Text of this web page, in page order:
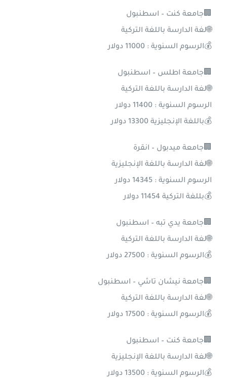
🏢جامعة كنت – اسطنبول
🌐لغة الدارسة باللغة التركية
💰الرسوم السنوية : 11000 دولار
🏢جامعة اطلس – اسطنبول
🌐لغة الدارسة باللغة التركية
الرسوم السنوية : 11400 دولار
💰باللغة الإنجليزية 13300 دولار
🏢جامعة ميدبول – انقرة
🌐لغة الدارسة باللغة الإنجليزية
الرسوم السنوية : 14345 دولار
💰بللغة التركية 11454 دولار
🏢جامعة يدي تبه – اسطنبول
🌐لغة الدارسة باللغة التركية
💰الرسوم السنوية : 27500 دولار
🏢جامعة نيشان تاشي – اسطنبول
🌐لغة الدارسة باللغة التركية
💰الرسوم السنوية : 17500 دولار
🏢جامعة كنت – اسطنبول
🌐لغة الدارسة باللغة الإنجليزية
💰الرسوم السنوية : 13500 دولار